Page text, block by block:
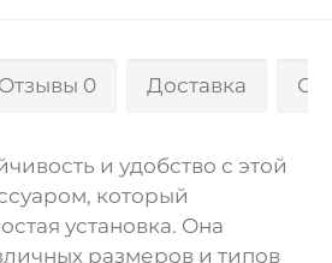
Отзывы 0 Доставка
и удобство с этой
который
установка. Она
размеров и типов